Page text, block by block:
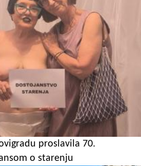
proslavila 70.
o starenju